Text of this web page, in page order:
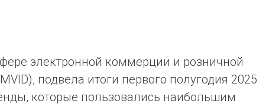
электронной коммерции и розничной
подвела итоги первого полугодия 2025
которые пользовались наибольшим